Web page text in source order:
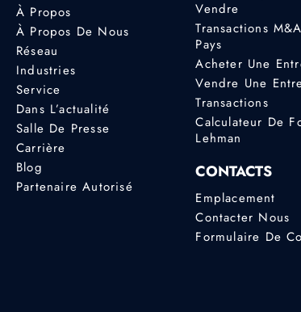
À Propos
À Propos De Nous
Réseau
Industries
Service
Dans L’actualité
Salle De Presse
Carrière
Blog
Partenaire Autorisé
Vendre
Transactions
Pays
Acheter Une
Vendre Une
Transactions
Calculateur De
Lehman
CONTACTS
Emplacement
Contacter Nous
Formulaire De